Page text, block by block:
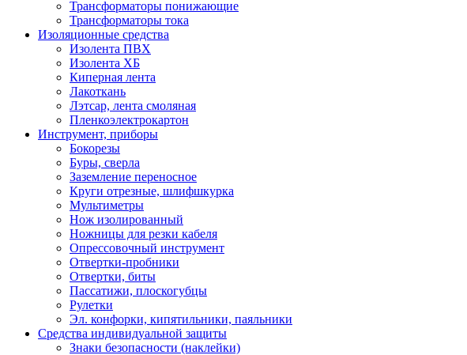
Трансформаторы понижающие
Трансформаторы тока
Изоляционные средства
Изолента ПВХ
Изолента ХБ
Киперная лента
Лакоткань
Лэтсар, лента смоляная
Пленкоэлектрокартон
Инструмент, приборы
Бокорезы
Буры, сверла
Заземление переносное
Круги отрезные, шлифшкурка
Мультиметры
Нож изолированный
Ножницы для резки кабеля
Опрессовочный инструмент
Отвертки-пробники
Отвертки, биты
Пассатижи, плоскогубцы
Рулетки
Эл. конфорки, кипятильники, паяльники
Средства индивидуальной защиты
Знаки безопасности (наклейки)